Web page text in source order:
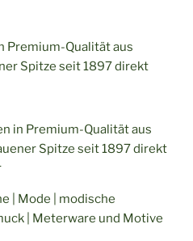
Premium-Qualität aus
Spitze seit 1897 direkt
in Premium-Qualität aus
Spitze seit 1897 direkt
| Mode | modische
| Meterware und Motive